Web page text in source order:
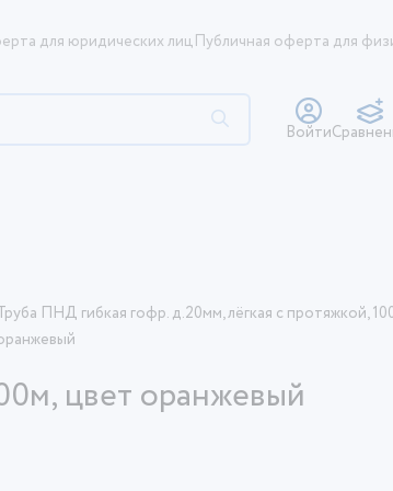
для юридических лицПубличная оферта для
Войти
ПНД гибкая гофр. д.20мм, лёгкая с протяжкой,
цвет оранжевый